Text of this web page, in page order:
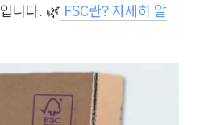
입니다. 🌿 FSC란? 자세히 알